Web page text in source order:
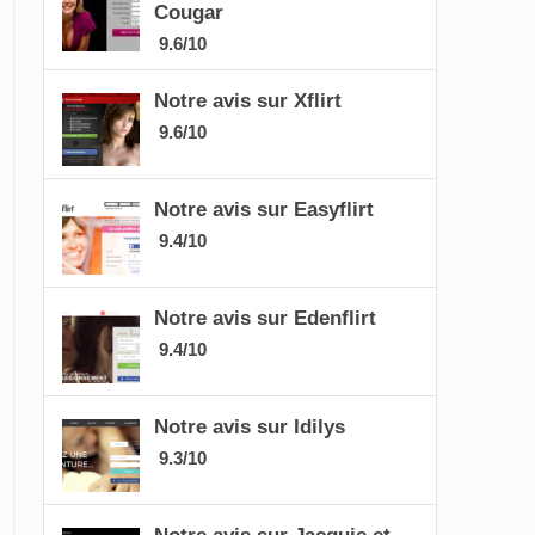
Cougar
9.6/10
Notre avis sur Xflirt
9.6/10
Notre avis sur Easyflirt
9.4/10
Notre avis sur Edenflirt
9.4/10
Notre avis sur Idilys
9.3/10